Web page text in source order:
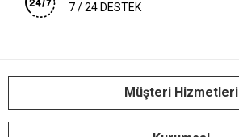
7 / 24 DESTEK
Müşteri Hizmetleri